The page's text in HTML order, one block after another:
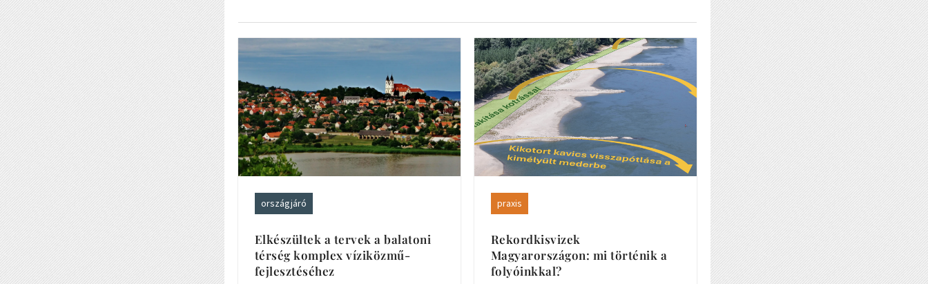
országjáró
Elkészültek a tervek a balatoni
térség komplex víziközmű-
fejlesztéséhez
praxis
Rekordkisvizek
Magyarországon: mi történik a
folyóinkkal?